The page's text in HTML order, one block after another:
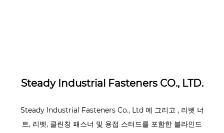
Steady Industrial Fasteners CO., LTD.
Steady Industrial Fasteners Co., Ltd 예 그리고 , 리벳 너
트, 리벳, 클린칭 패스너 및 용접 스터드를 포함한 블라인드